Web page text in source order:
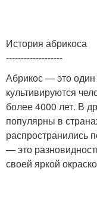
История абрикоса
-------------------
Абрикос — это
культивируются
более 4000 лет. В
популярны в
распространились
— это
своей яркой